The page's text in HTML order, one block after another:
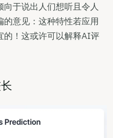
向于说出人们想听且令人
意见：这种特性若应用
的！这或许可以解释AI评